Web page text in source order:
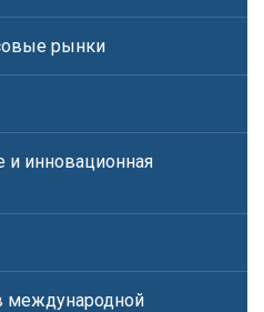
рынки
инновационная
международной